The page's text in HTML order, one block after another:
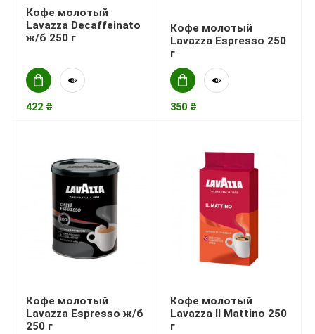
Кофе молотый
Lavazza Decaffeinato
ж/б 250 г
422 ₴
Кофе молотый
Lavazza Espresso 250
г
350 ₴
Кофе молотый
Lavazza Espresso ж/б
250 г
Кофе молотый
Lavazza Il Mattino 250
г